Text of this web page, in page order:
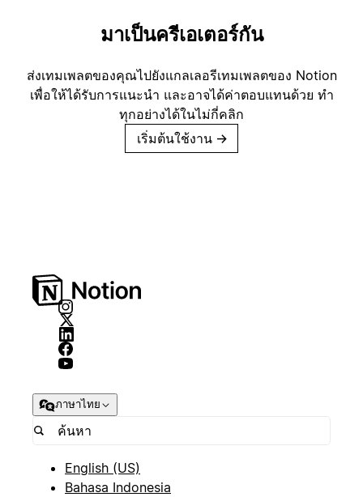
มาเป็นครีเอเตอร์กัน
ส่งเทมเพลตของคุณไปยังแกลเลอรีเทมเพลตของ Notion
เพื่อให้ได้รับการแนะนำ และอาจได้ค่าตอบแทนด้วย ทำ
ทุกอย่างได้ในไม่กี่คลิก
เริ่มต้นใช้งาน →
ภาษาไทย
English (US)
Bahasa Indonesia